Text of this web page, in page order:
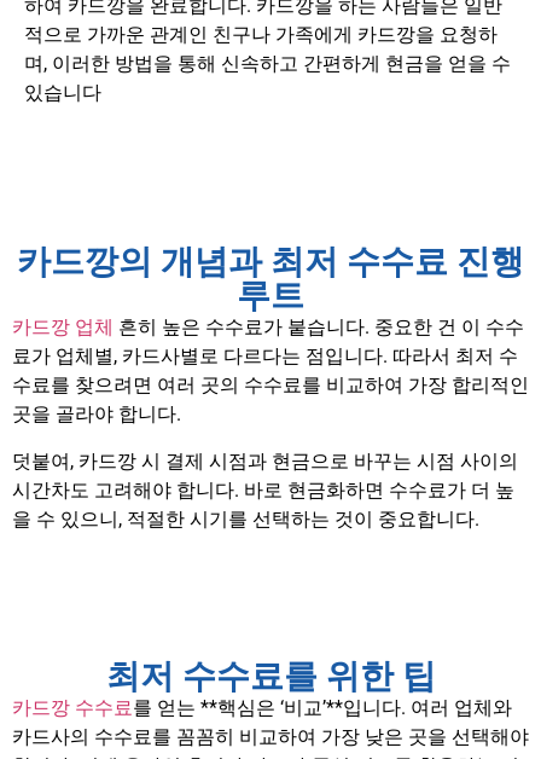
하여 카드깡을 완료합니다. 카드깡을 하는 사람들은 일반
적으로 가까운 관계인 친구나 가족에게 카드깡을 요청하
며, 이러한 방법을 통해 신속하고 간편하게 현금을 얻을 수
있습니다
카드깡의 개념과 최저 수수료 진행
루트
카드깡 업체 흔히 높은 수수료가 붙습니다. 중요한 건 이 수수
료가 업체별, 카드사별로 다르다는 점입니다. 따라서 최저 수
수료를 찾으려면 여러 곳의 수수료를 비교하여 가장 합리적인
곳을 골라야 합니다.
덧붙여, 카드깡 시 결제 시점과 현금으로 바꾸는 시점 사이의
시간차도 고려해야 합니다. 바로 현금화하면 수수료가 더 높
을 수 있으니, 적절한 시기를 선택하는 것이 중요합니다.
최저 수수료를 위한 팁
카드깡 수수료를 얻는 **핵심은 ‘비교’**입니다. 여러 업체와
카드사의 수수료를 꼼꼼히 비교하여 가장 낮은 곳을 선택해야